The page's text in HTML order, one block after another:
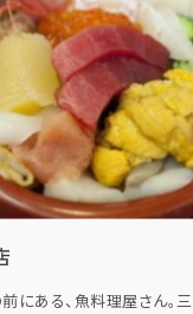
にある、魚料理屋さん。